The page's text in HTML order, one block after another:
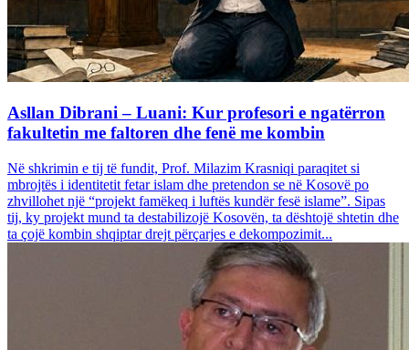
Asllan Dibrani – Luani: Kur profesori e ngatërron
fakultetin me faltoren dhe fenë me kombin
Në shkrimin e tij të fundit, Prof. Milazim Krasniqi paraqitet si
mbrojtës i identitetit fetar islam dhe pretendon se në Kosovë po
zhvillohet një “projekt famëkeq i luftës kundër fesë islame”. Sipas
tij, ky projekt mund ta destabilizojë Kosovën, ta dështojë shtetin dhe
ta çojë kombin shqiptar drejt përçarjes e dekompozimit...